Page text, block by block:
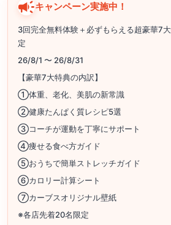
キャンペーン実施中！
3回完全無料体験＋必ずもらえる超豪華7
定
26/8/1 〜 26/8/31
【豪華7大特典の内訳】
①体重、老化、美肌の新常識
②健康たんぱく質レシピ5選
③コーチが運動を丁寧にサポート
④痩せる食べ方ガイド
⑤おうちで簡単ストレッチガイド
⑥カロリー計算シート
⑦カーブスオリジナル壁紙
※各店先着20名限定